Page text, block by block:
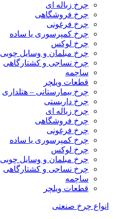
چرخ زباله ای
چرخ فروشگاهی
چرخ فرغونی
چرخ کمپرسوری یا ساده
چرخ لوکس
چرخ مبلمان و وسایل چوبی
چرخ نساجی و کشتارگاهی
ساچمه
قطعات ویلچر
چرخ بیمارستانی – هتلداری
چرخ داربستی
چرخ زباله ای
چرخ فروشگاهی
چرخ فرغونی
چرخ کمپرسوری یا ساده
چرخ لوکس
چرخ مبلمان و وسایل چوبی
چرخ نساجی و کشتارگاهی
ساچمه
قطعات ویلچر
انواع چرخ صنعتی